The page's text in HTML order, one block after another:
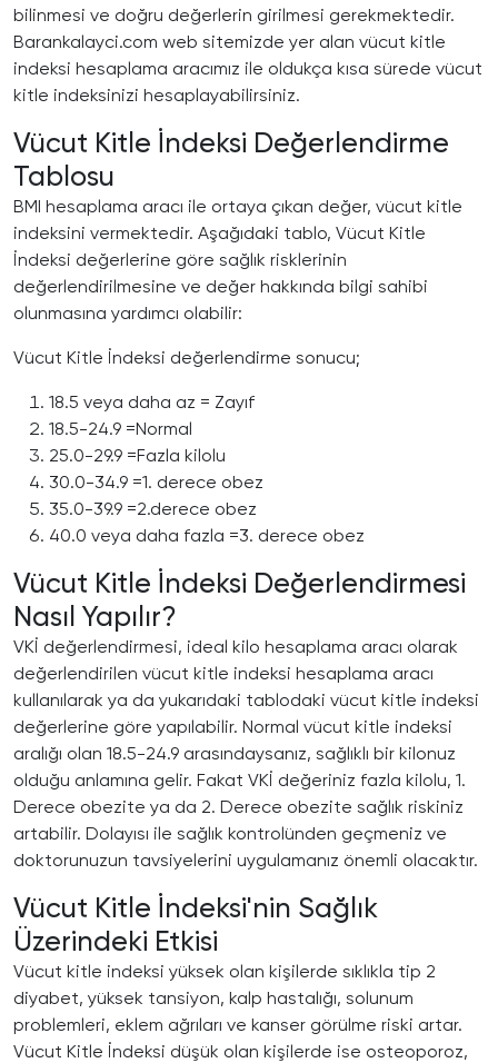
bilinmesi ve doğru değerlerin girilmesi gerekmektedir.
Barankalayci.com web sitemizde yer alan vücut kitle
indeksi hesaplama aracımız ile oldukça kısa sürede vücut
kitle indeksinizi hesaplayabilirsiniz.
Vücut Kitle İndeksi Değerlendirme
Tablosu
BMI hesaplama aracı ile ortaya çıkan değer, vücut kitle
indeksini vermektedir. Aşağıdaki tablo, Vücut Kitle
İndeksi değerlerine göre sağlık risklerinin
değerlendirilmesine ve değer hakkında bilgi sahibi
olunmasına yardımcı olabilir:
Vücut Kitle İndeksi değerlendirme sonucu;
18.5 veya daha az = Zayıf
18.5-24.9 =Normal
25.0-29.9 =Fazla kilolu
30.0-34.9 =1. derece obez
35.0-39.9 =2.derece obez
40.0 veya daha fazla =3. derece obez
Vücut Kitle İndeksi Değerlendirmesi
Nasıl Yapılır?
VKİ değerlendirmesi, ideal kilo hesaplama aracı olarak
değerlendirilen vücut kitle indeksi hesaplama aracı
kullanılarak ya da yukarıdaki tablodaki vücut kitle indeksi
değerlerine göre yapılabilir. Normal vücut kitle indeksi
aralığı olan 18.5-24.9 arasındaysanız, sağlıklı bir kilonuz
olduğu anlamına gelir. Fakat VKİ değeriniz fazla kilolu, 1.
Derece obezite ya da 2. Derece obezite sağlık riskiniz
artabilir. Dolayısı ile sağlık kontrolünden geçmeniz ve
doktorunuzun tavsiyelerini uygulamanız önemli olacaktır.
Vücut Kitle İndeksi'nin Sağlık
Üzerindeki Etkisi
Vücut kitle indeksi yüksek olan kişilerde sıklıkla tip 2
diyabet, yüksek tansiyon, kalp hastalığı, solunum
problemleri, eklem ağrıları ve kanser görülme riski artar.
Vücut Kitle İndeksi düşük olan kişilerde ise osteoporoz,